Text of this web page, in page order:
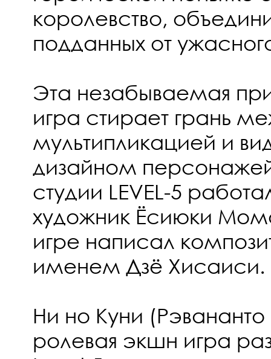
королевство,
подданных от
Эта незабываемая
игра стирает грань
мультипликацией и
дизайном персонажей
студии LEVEL-5
художник Ёсиюки
игре написал
именем Дзё Хисаиси.
Ни но Куни
ролевая экшн игра